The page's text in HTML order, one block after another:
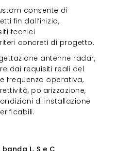
consente di
fin dall’inizio,
tecnici
concreti di progetto.
antenne radar,
dai requisiti reali del
frequenza operativa,
polarizzazione,
di installazione
L, S e C